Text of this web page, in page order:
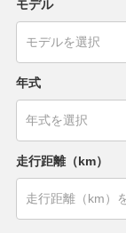
モデル
年式
走行距離（km）